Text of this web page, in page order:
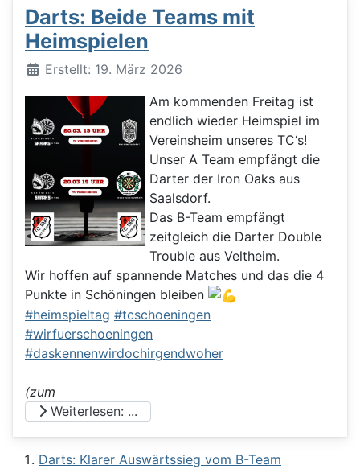
Darts: Beide Teams mit
Heimspielen
DetailsErstellt: 19. März 2026
Am kommenden Freitag ist
endlich wieder Heimspiel im
Vereinsheim unseres TC‘s!
Unser A Team empfängt die
Darter der Iron Oaks aus
Saalsdorf.
Das B-Team empfängt
zeitgleich die Darter Double
Trouble aus Veltheim.
Wir hoffen auf spannende Matches und das die 4
Punkte in Schöningen bleiben
#heimspieltag #tcschoeningen
#wirfuerschoeningen
#daskennenwirdochirgendwoher
(zum
Weiterlesen: ...
Darts: Klarer Auswärtssieg vom B-Team